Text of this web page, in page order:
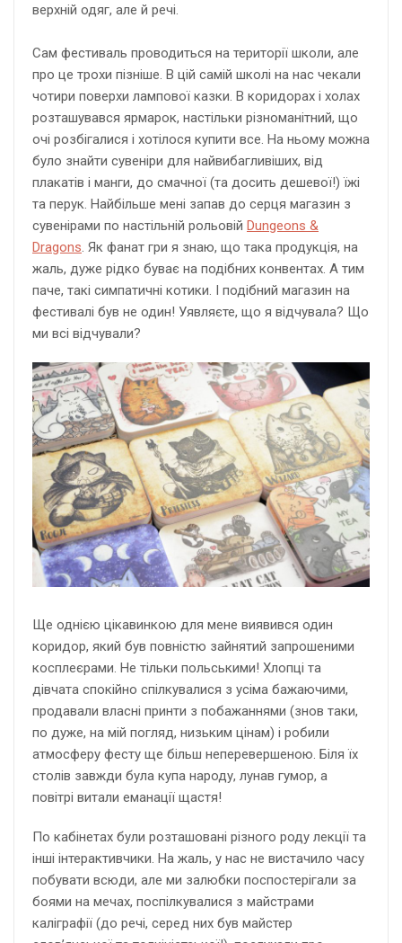
верхній одяг, але й речі.
Сам фестиваль проводиться на території школи, але
про це трохи пізніше. В цій самій школі на нас чекали
чотири поверхи лампової казки. В коридорах і холах
розташувався ярмарок, настільки різноманітний, що
очі розбігалися і хотілося купити все. На ньому можна
було знайти сувеніри для найвибагливіших, від
плакатів і манги, до смачної (та досить дешевої!) їжі
та перук. Найбільше мені запав до серця магазин з
сувенірами по настільній рольовій Dungeons &
Dragons. Як фанат гри я знаю, що така продукція, на
жаль, дуже рідко буває на подібних конвентах. А тим
паче, такі симпатичні котики. І подібний магазин на
фестивалі був не один! Уявляєте, що я відчувала? Що
ми всі відчували?
Ще однією цікавинкою для мене виявився один
коридор, який був повністю зайнятий запрошеними
косплеєрами. Не тільки польськими! Хлопці та
дівчата спокійно спілкувалися з усіма бажаючими,
продавали власні принти з побажаннями (знов таки,
по дуже, на мій погляд, низьким цінам) і робили
атмосферу фесту ще більш неперевершеною. Біля їх
столів завжди була купа народу, лунав гумор, а
повітрі витали еманації щастя!
По кабінетах були розташовані різного роду лекції та
інші інтерактивчики. На жаль, у нас не вистачило часу
побувати всюди, але ми залюбки поспостерігали за
боями на мечах, поспілкувалися з майстрами
каліграфії (до речі, серед них був майстер